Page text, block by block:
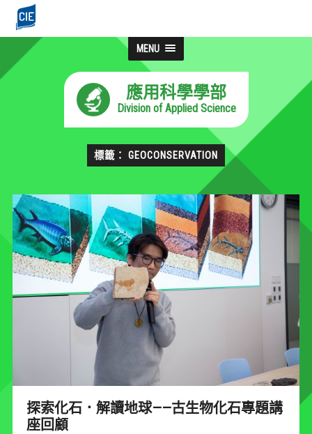
MENU
應用科學學部
Division of Applied Science
標籤： GEOCONSERVATION
探索化石．解讀地球——古生物化石專題講
座回顧